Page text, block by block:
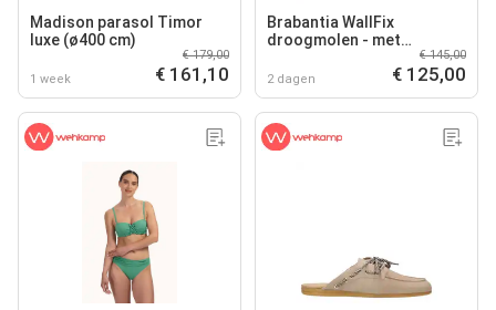
Madison parasol Timor
luxe (ø400 cm)
1 week
€ 179,00
€ 161,10
Brabantia WallFix
droogmolen - met
beschermhoes - 24m -
Metallic Grey
2 dagen
€ 145,00
€ 125,00